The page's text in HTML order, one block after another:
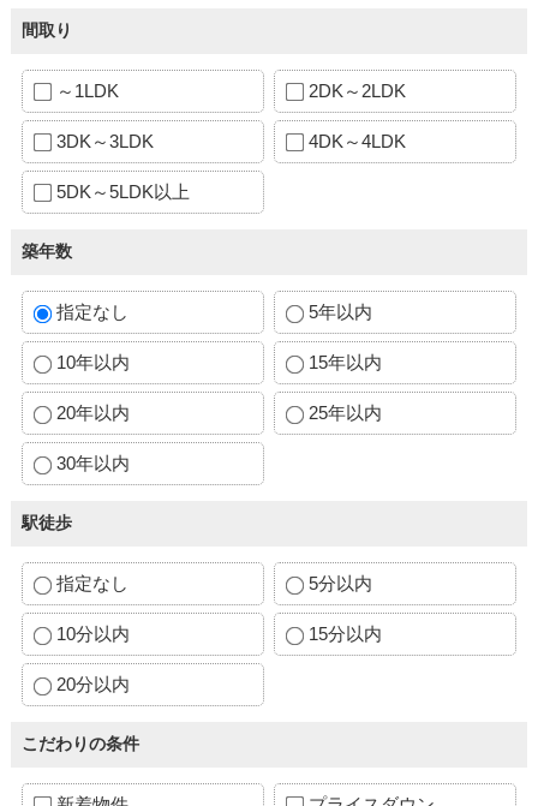
間取り
～1LDK 2DK～2LDK
3DK～3LDK 4DK～4LDK
5DK～5LDK以上
築年数
指定なし 5年以内
10年以内 15年以内
20年以内 25年以内
30年以内
駅徒歩
指定なし 5分以内
10分以内 15分以内
20分以内
こだわりの条件